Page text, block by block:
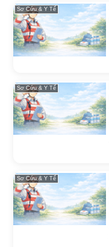
Sơ Cứu & Y Tế
Sơ Cứu & Y Tế
Sơ Cứu & Y Tế